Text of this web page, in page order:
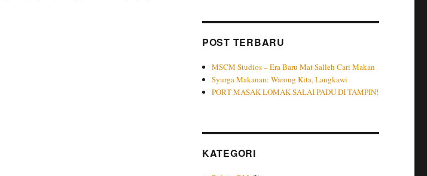
POST TERBARU
MSCM Studios – Era Baru Mat Salleh Cari Makan
Syurga Makanan: Warong Kita, Langkawi
PORT MASAK LOMAK SALAI PADU DI TAMPIN!
KATEGORI